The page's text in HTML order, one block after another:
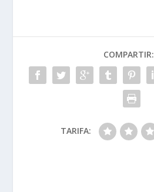
COMPARTIR:
TARIFA: